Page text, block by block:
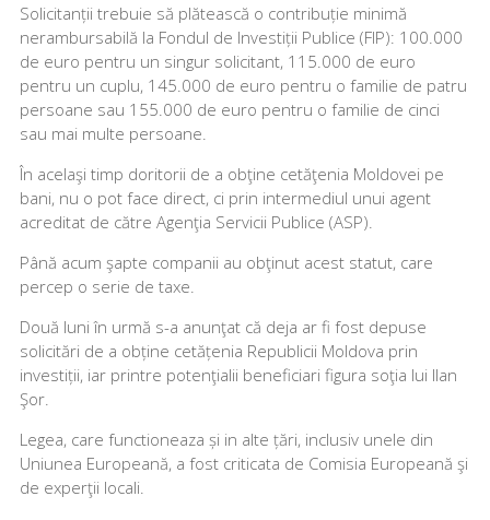
Solicitanții trebuie să plătească o contribuție minimă
nerambursabilă la Fondul de Investiții Publice (FIP): 100.000
de euro pentru un singur solicitant, 115.000 de euro
pentru un cuplu, 145.000 de euro pentru o familie de patru
persoane sau 155.000 de euro pentru o familie de cinci
sau mai multe persoane.
În acelaşi timp doritorii de a obţine cetăţenia Moldovei pe
bani, nu o pot face direct, ci prin intermediul unui agent
acreditat de către Agenţia Servicii Publice (ASP).
Până acum şapte companii au obţinut acest statut, care
percep o serie de taxe.
Două luni în urmă s-a anunţat că deja ar fi fost depuse
solicitări de a obține cetățenia Republicii Moldova prin
investiții, iar printre potenţialii beneficiari figura soţia lui Ilan
Şor.
Legea, care functioneaza și in alte țări, inclusiv unele din
Uniunea Europeană, a fost criticata de Comisia Europeană şi
de experţii locali.